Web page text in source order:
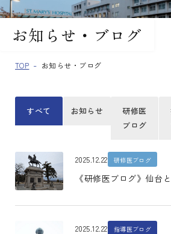
お知らせ・ブログ
TOP お知らせ・ブログ
すべて お知らせ
研修医
ブログ
2025.12.22 研修医ブログ
《研修医ブログ》仙台
2025.12.22 指導医ブログ